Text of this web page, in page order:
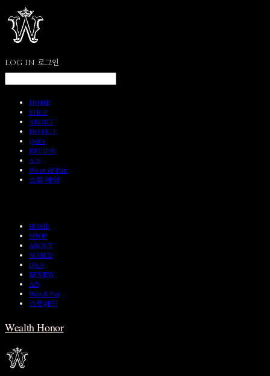
LOG IN 로그인
HOME
SHOP
ABOUT
NOTICE
Q&A
REVIEW
A/S
Wear & Pair
쇼룸 예약
HOME
SHOP
ABOUT
NOTICE
Q&A
REVIEW
A/S
Wear & Pair
쇼룸 예약
Wealth Honor